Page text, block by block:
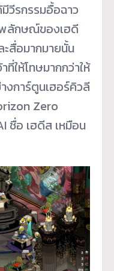
มีวีรกรรมอื้อฉาว
พลักษณ์ของเฮดี
สื่อมากมายนั้น
ที่ให้โทษมากกว่าให้
งการ์ตูนเฮอร์คิวลี
Zero
ชื่อ เฮดีส เหมือน